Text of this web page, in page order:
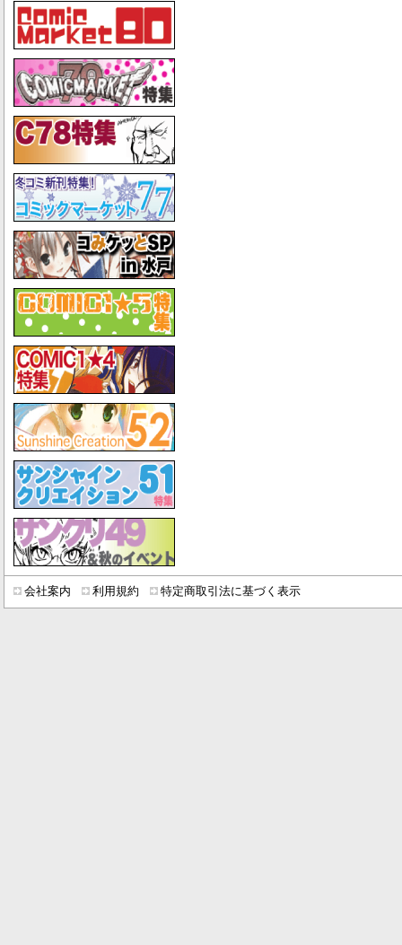
会社案内 利用規約 特定商取引法に基づく表示